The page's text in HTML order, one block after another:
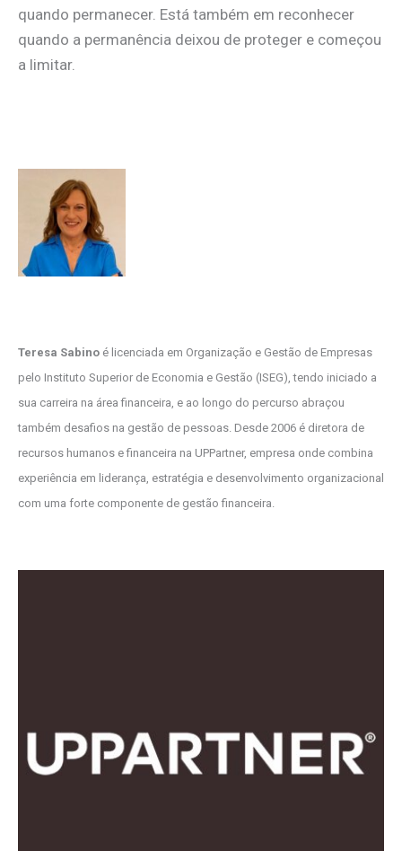
quando permanecer. Está também em reconhecer
quando a permanência deixou de proteger e começou
a limitar.
Teresa Sabino é licenciada em Organização e Gestão de Empresas
pelo Instituto Superior de Economia e Gestão (ISEG), tendo iniciado a
sua carreira na área financeira, e ao longo do percurso abraçou
também desafios na gestão de pessoas. Desde 2006 é diretora de
recursos humanos e financeira na UPPartner, empresa onde combina
experiência em liderança, estratégia e desenvolvimento organizacional
com uma forte componente de gestão financeira.